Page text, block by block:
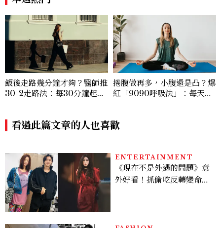
飯後走路幾分鐘才夠？醫師推
30-2走路法：每30分鐘起身
2分鐘，降血糖效果等同有氧
運動
捲腹做再多，小腹還是凸？爆
紅「9090呼吸法」：每天躺
著做3分鐘，讓站姿更挺、身
形更修長
看過此篇文章的人也喜歡
ENTERTAINMENT
案？金憓秀傳奇美腿被讚
看點懶人包
FASHION
宋慧喬旅遊必穿這牌子的球
鞋！喬妹同款是哪幾雙？